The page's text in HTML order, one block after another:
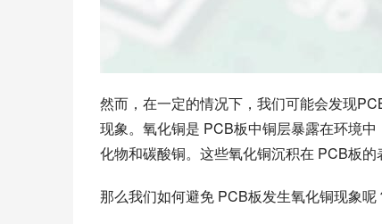
然而，在一定的情况下，我们可能会发现
现象。氧化铜是 PCB板中铜层暴露在环境
化物和碳酸铜。这些氧化铜沉积在 PCB板的
那么我们如何避免 PCB板发生氧化铜现象呢